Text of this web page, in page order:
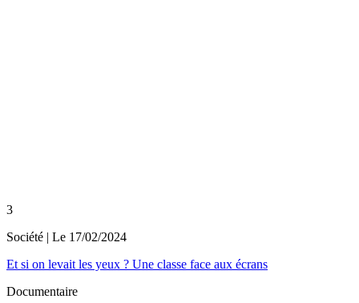
3
Société | Le 17/02/2024
Et si on levait les yeux ? Une classe face aux écrans
Documentaire